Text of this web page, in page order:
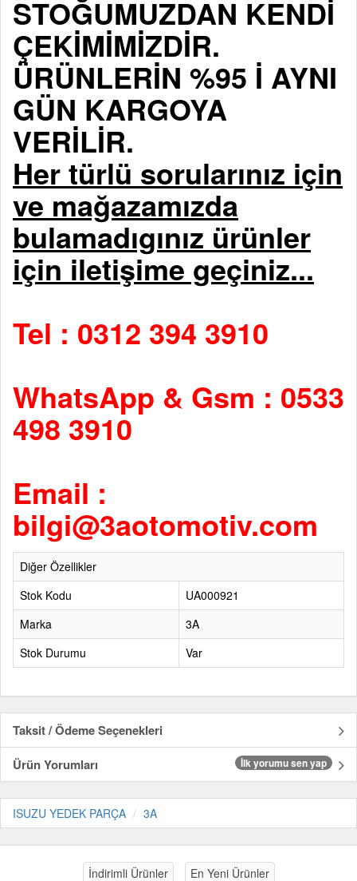
STOĞUMUZDAN KENDİ
ÇEKİMİMİZDİR.
ÜRÜNLERİN %95 İ AYNI
GÜN KARGOYA
VERİLİR.
Her türlü sorularınız için
ve mağazamızda
bulamadıgınız ürünler
için iletişime geçiniz...
Tel : 0312 394 3910
WhatsApp & Gsm : 0533
498 3910
Email :
bilgi@3aotomotiv.com
Diğer Özellikler
Stok Kodu
UA000921
Marka
3A
Stok Durumu
Var
Taksit / Ödeme Seçenekleri
Ürün Yorumları
İlk yorumu sen yap
ISUZU YEDEK PARÇA 3A
İndirimli Ürünler En Yeni Ürünler